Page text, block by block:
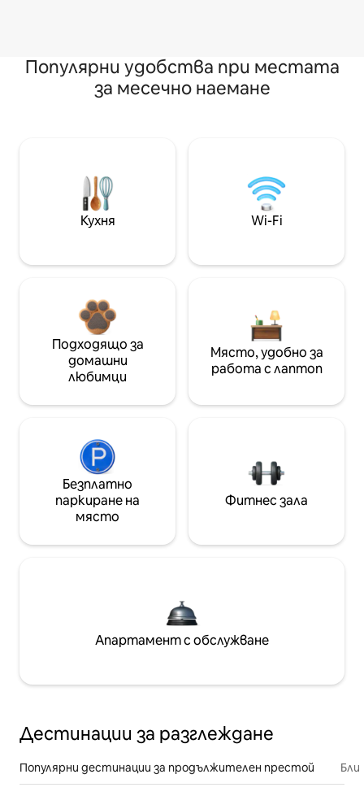
Популярни удобства при местата
за месечно наемане
Кухня Wi-Fi
Подходящо за
домашни
любимци
Място, удобно за
работа с лаптоп
Безплатно
паркиране на
място
Фитнес зала
Апартамент с обслужване
Дестинации за разглеждане
Популярни дестинации за продължителен престой